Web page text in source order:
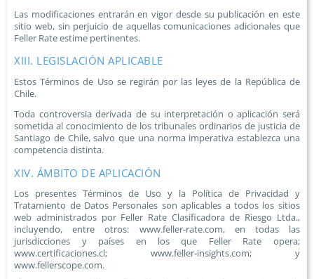
Las modificaciones entrarán en vigor desde su publicación en este
sitio web, sin perjuicio de aquellas comunicaciones adicionales que
Feller Rate estime pertinentes.
XIII. LEGISLACIÓN APLICABLE
Estos Términos de Uso se regirán por las leyes de la República de
Chile.
Toda controversia derivada de su interpretación o aplicación será
sometida al conocimiento de los tribunales ordinarios de justicia de
Santiago de Chile, salvo que una norma imperativa establezca una
competencia distinta.
XIV. ÁMBITO DE APLICACIÓN
Los presentes Términos de Uso y la Política de Privacidad y
Tratamiento de Datos Personales son aplicables a todos los sitios
web administrados por Feller Rate Clasificadora de Riesgo Ltda.,
incluyendo, entre otros: www.feller-rate.com, en todas las
jurisdicciones y países en los que Feller Rate opera;
www.certificaciones.cl; www.feller-insights.com; y
www.fellerscope.com.